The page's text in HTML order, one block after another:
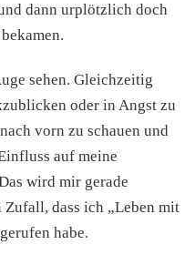
dann urplötzlich doch
sehen. Gleichzeitig
oder in Angst zu
vorn zu schauen und
auf meine
wird mir gerade
Zufall, dass ich „Leben mit
habe.